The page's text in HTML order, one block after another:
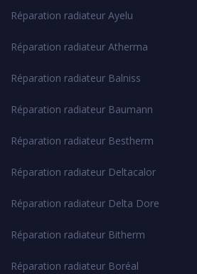
Réparation radiateur Ayelu
Réparation radiateur Atherma
Réparation radiateur Balniss
Réparation radiateur Baumann
Réparation radiateur Bestherm
Réparation radiateur Deltacalor
Réparation radiateur Delta Dore
Réparation radiateur Bitherm
Réparation radiateur Boréal